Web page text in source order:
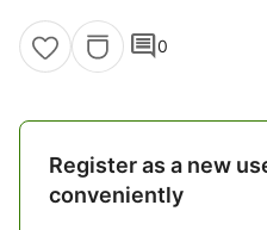
comment0
Register as a new
conveniently